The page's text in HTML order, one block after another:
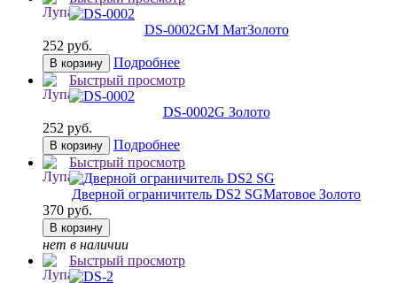
DS-0002GM МатЗолото
252 руб.
В корзину
Подробнее
Быстрый просмотр
DS-0002G Золото
252 руб.
В корзину
Подробнее
Быстрый просмотр
Дверной ограничитель DS2 SGМатовое Золото
370 руб.
В корзину
нет в наличии
Быстрый просмотр